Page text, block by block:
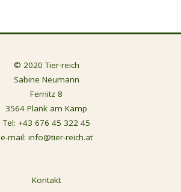
© 2020 Tier-reich
Sabine Neumann
Fernitz 8
3564 Plank am Kamp
Tel: +43 676 45 322 45
e-mail: info@tier-reich.at
Kontakt